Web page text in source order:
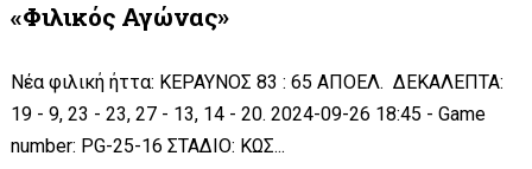
«Φιλικός Αγώνας»
Νέα φιλική ήττα: ΚΕΡΑΥΝΟΣ 83 : 65 ΑΠΟΕΛ. ΔΕΚΑΛΕΠΤΑ:
19 - 9, 23 - 23, 27 - 13, 14 - 20. 2024-09-26 18:45 - Game
number: PG-25-16 ΣΤΑΔΙΟ: ΚΩΣ...